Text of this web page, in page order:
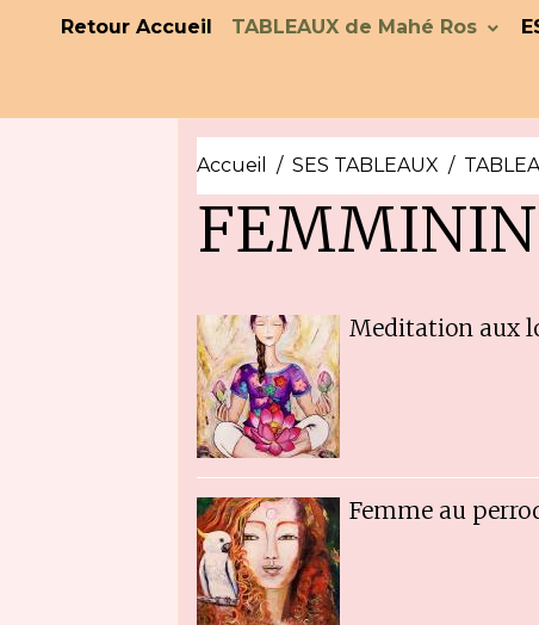
Retour Accueil TABLEAUX de Mahé Ros
Accueil SES TABLEAUX
FEMMININ
Meditation aux
Femme au